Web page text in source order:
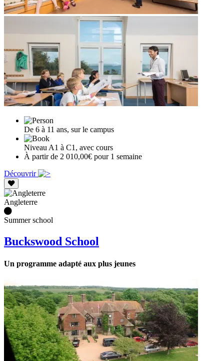
De 6 à 11 ans, sur le campus
Niveau A1 à C1, avec cours
À partir de 2 010,00€ pour 1 semaine
Découvrir
Angleterre
Summer school
Buckswood School
Un programme adapté aux plus jeunes